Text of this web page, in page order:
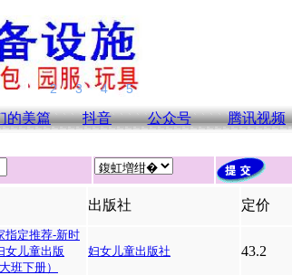
的美篇 抖音 公众号 腾讯视频
出版社 定价
指定推荐-新时
女儿童出版
班下册）
妇女儿童出版社 43.2